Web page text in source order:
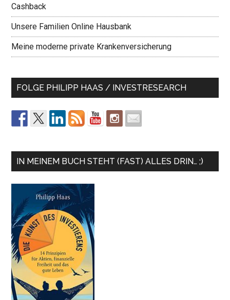
Cashback
Unsere Familien Online Hausbank
Meine moderne private Krankenversicherung
FOLGE PHILIPP HAAS / INVESTRESEARCH
IN MEINEM BUCH STEHT (FAST) ALLES DRIN… ;)